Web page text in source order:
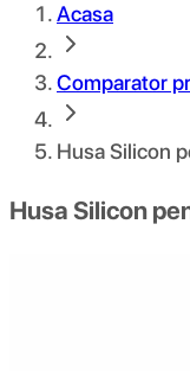
Acasa
Comparator
Husa Silicon
Husa Silicon